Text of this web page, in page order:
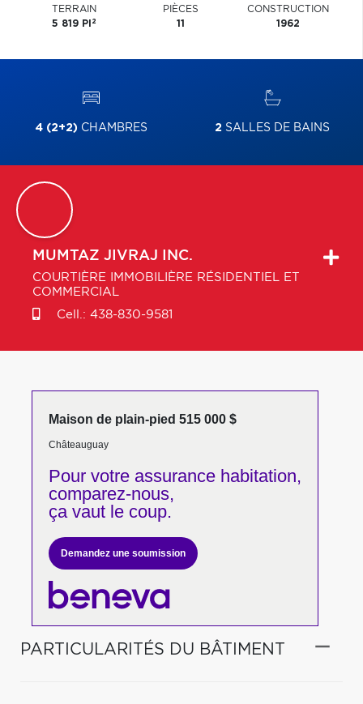
TERRAIN
5 819 PI 2
PIÈCES
11
CONSTRUCTION
1962
4 (2+2) CHAMBRES 2 SALLES DE BAINS
MUMTAZ JIVRAJ INC.
COURTIÈRE IMMOBILIÈRE RÉSIDENTIEL ET
COMMERCIAL
Cell.: 438-830-9581
Maison de plain-pied 515 000 $
Châteauguay
Pour votreassurance habitation,
comparez-nous,
ça vaut le coup.
Demandez une soumission
PARTICULARITÉS DU BÂTIMENT